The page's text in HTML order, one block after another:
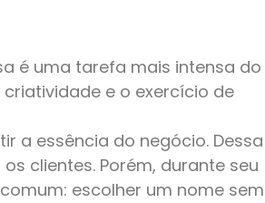
é uma tarefa mais intensa do
criatividade e o exercício de
a essência do negócio. Dessa
clientes. Porém, durante seu
escolher um nome sem